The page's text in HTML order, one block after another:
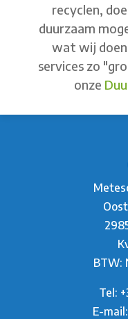
recyclen,
duurzaam
wat wij
services zo
onze
BTW:
Tel:
E-mail: